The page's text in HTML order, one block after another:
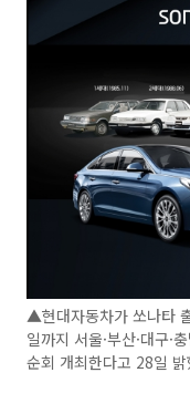
▲현대자동차가 쏘나타
일까지 서울·부산·대구·
순회 개최한다고 28일